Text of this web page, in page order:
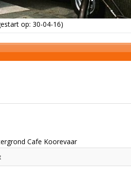
op: 30-04-16)
Cafe Koorevaar